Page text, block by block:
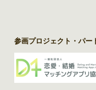
参画プロジェクト・パー